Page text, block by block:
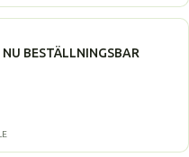
BESTÄLLNINGSBAR